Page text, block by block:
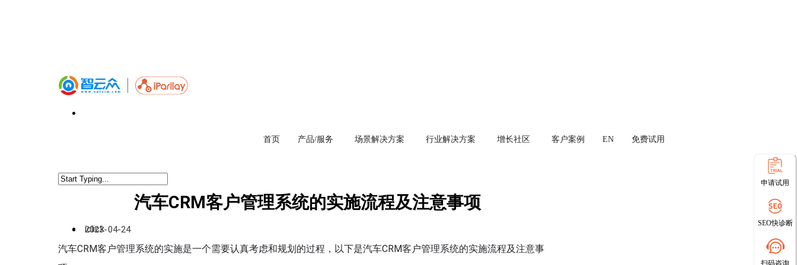
首页 产品/服务 场景解决方案 行业解决方案 增长社区 客户案例 EN 免费试用
汽车CRM客户管理系统的实施流程及注意事项
iclick
2023-04-24
汽车CRM客户管理系统的实施是一个需要认真考虑和规划的过程，以下是汽车CRM客户管理系统的实施流程及注意事
申请试用
SEO快诊断
扫码咨询